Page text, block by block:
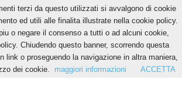
terzi da questo utilizzati si avvalgono di cookie
ed utili alle finalita illustrate nella cookie policy.
o negare il consenso a tutti o ad alcuni cookie,
Chiudendo questo banner, scorrendo questa
link o proseguendo la navigazione in altra maniera,
dei cookie.
maggiori informazioni ACCETTA